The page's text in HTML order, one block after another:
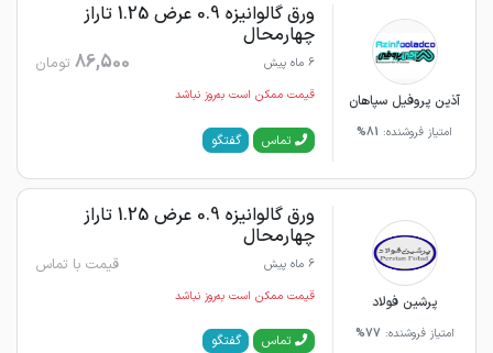
آذین پروفیل سپاهان
امتیاز فروشنده: 81%
ورق گالوانیزه 0.9 عرض 1.25 تاراز
چهارمحال
6 ماه پیش 86,500 تومان
قیمت ممکن است به‌روز نباشد
تماس گفتگو
پرشین فولاد
امتیاز فروشنده: 77%
ورق گالوانیزه 0.9 عرض 1.25 تاراز
چهارمحال
6 ماه پیش قیمت با تماس
قیمت ممکن است به‌روز نباشد
تماس گفتگو